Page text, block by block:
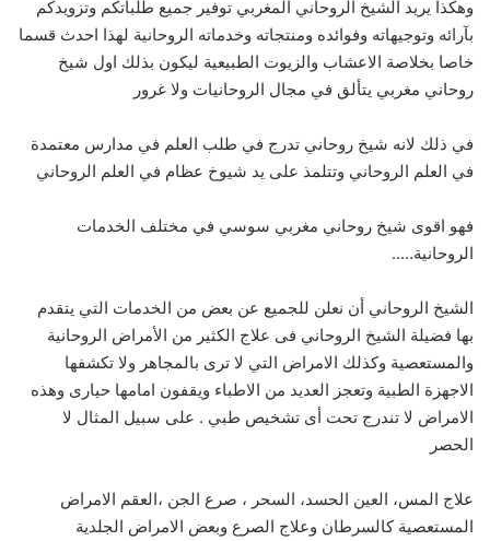
وهكذا يريد الشيخ الروحاني المغربي توفير جميع طلباتكم وتزويدكم
بآرائه وتوجيهاته وفوائده ومنتجاته وخدماته الروحانية لهذا احدث قسما
خاصا بخلاصة الاعشاب والزيوت الطبيعية ليكون بذلك اول شيخ
روحاني مغربي يتألق في مجال الروحانيات ولا غرور
في ذلك لانه شيخ روحاني تدرج في طلب العلم في مدارس معتمدة
في العلم الروحاني وتتلمذ على يد شيوخ عظام في العلم الروحاني
فهو اقوى شيخ روحاني مغربي سوسي في مختلف الخدمات
الروحانية…..
الشيخ الروحاني أن نعلن للجميع عن بعض من الخدمات التي يتقدم
بها فضيلة الشيخ الروحاني فى علاج الكثير من الأمراض الروحانية
والمستعصية وكذلك الامراض التي لا ترى بالمجاهر ولا تكشفها
الاجهزة الطبية وتعجز العديد من الاطباء ويقفون امامها حيارى وهذه
الامراض لا تندرج تحت أى تشخيص طبي . على سبيل المثال لا
الحصر
علاج المس، العين الحسد، السحر ، صرع الجن ،العقم الامراض
المستعصية كالسرطان وعلاج الصرع وبعض الامراض الجلدية